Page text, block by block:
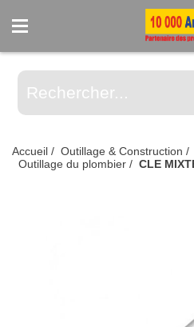
Accueil / Outillage & Construction /
Outillage du plombier / CLE